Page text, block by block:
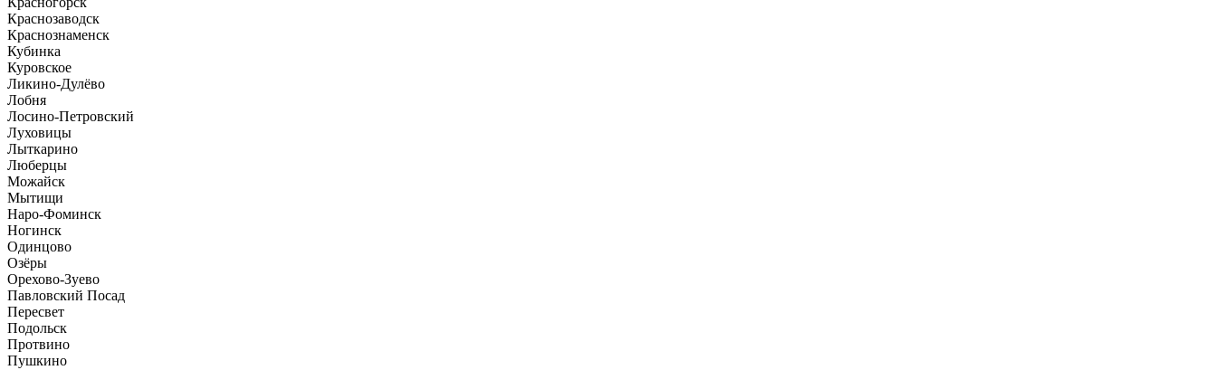
Краснозаводск
Краснознаменск
Кубинка
Куровское
Ликино-Дулёво
Лобня
Лосино-Петровский
Луховицы
Лыткарино
Люберцы
Можайск
Мытищи
Наро-Фоминск
Ногинск
Одинцово
Озёры
Орехово-Зуево
Павловский Посад
Пересвет
Подольск
Протвино
Пушкино